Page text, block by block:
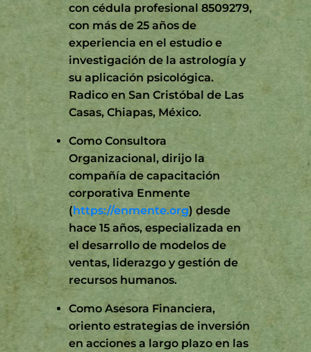
con cédula profesional 8509279,
con más de 25 años de
experiencia en el estudio e
investigación de la astrología y
su aplicación psicológica.
Radico en San Cristóbal de Las
Casas, Chiapas, México.
Como Consultora
Organizacional, dirijo la
compañía de capacitación
corporativa Enmente
(https://enmente.org) desde
hace 15 años, especializada en
el desarrollo de modelos de
ventas, liderazgo y gestión de
recursos humanos.
Como Asesora Financiera,
oriento estrategias de inversión
en acciones a largo plazo en las